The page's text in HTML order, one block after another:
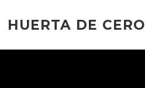
contenido
HUERTA DE CERO